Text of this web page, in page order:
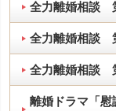
全力離婚相談
全力離婚相談
全力離婚相談
離婚ドラマ「慰